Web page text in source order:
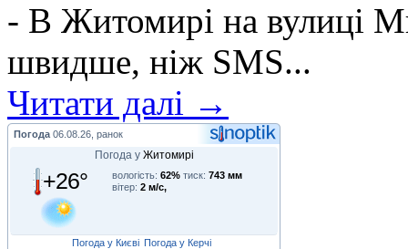
- В Житомирі на вулиці
швидше, ніж SMS...
Читати далі →
Погода 06.08.26, ранок
Погода у Житомирі
+26° вологість: 62% тиск: 743 мм
вітер: 2 м/с,
Погода у Києві Погода у Керчі